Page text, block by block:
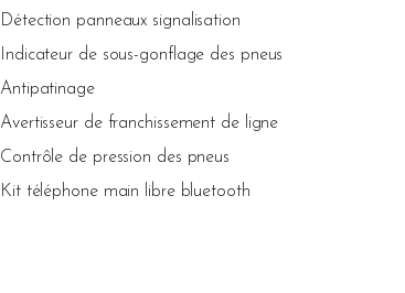
Détection panneaux signalisation
Indicateur de sous-gonflage des pneus
Antipatinage
Avertisseur de franchissement de ligne
Contrôle de pression des pneus
Kit téléphone main libre bluetooth